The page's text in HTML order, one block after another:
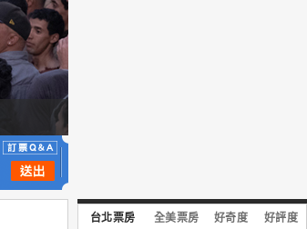
台北票房 全美票房 好奇度 好評度